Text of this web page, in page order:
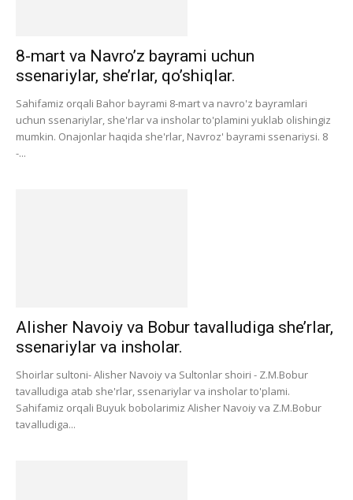
8-mart va Navro’z bayrami uchun
ssenariylar, she’rlar, qo’shiqlar.
Sahifamiz orqali Bahor bayrami 8-mart va navro'z bayramlari
uchun ssenariylar, she'rlar va insholar to'plamini yuklab olishingiz
mumkin. Onajonlar haqida she'rlar, Navroz' bayrami ssenariysi. 8
-...
Alisher Navoiy va Bobur tavalludiga she’rlar,
ssenariylar va insholar.
Shoirlar sultoni- Alisher Navoiy va Sultonlar shoiri - Z.M.Bobur
tavalludiga atab she'rlar, ssenariylar va insholar to'plami.
Sahifamiz orqali Buyuk bobolarimiz Alisher Navoiy va Z.M.Bobur
tavalludiga...